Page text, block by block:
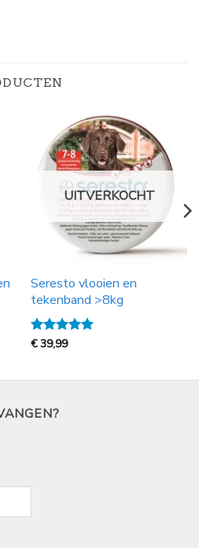
UITVERKOCHT
Seresto vlooien en
tekenband >8kg
Gewaardeerd
€39,99